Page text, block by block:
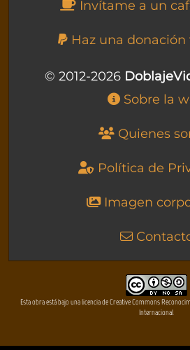
Invítame a un
Haz una donación
© 2012-2026
Sobre la
Quienes
Política de
Imagen
Esta obra está bajo una licencia de Creative Commons
Internacional